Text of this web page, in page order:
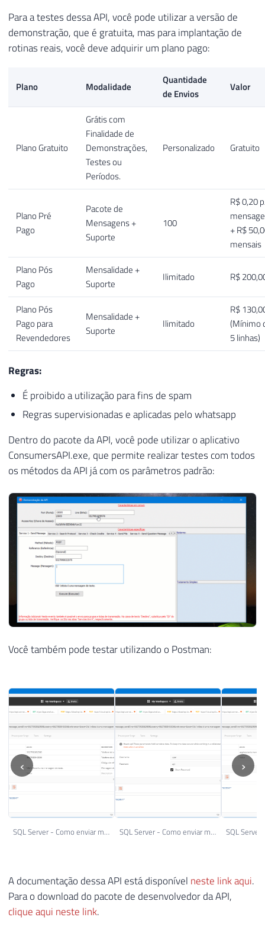
Para a testes dessa API, você pode utilizar a versão de
demonstração, que é gratuita, mas para implantação de
rotinas reais, você deve adquirir um plano pago:
Plano Modalidade
Quantidade
de Envios
Valor
Plano Gratuito
Grátis com
Finalidade de
Demonstrações,
Testes ou
Períodos.
Personalizado Gratuito
Plano Pré
Pago
Pacote de
Mensagens +
Suporte
100
R$ 0,20
+ R$
mensais
Plano Pós
Pago
Mensalidade +
Suporte
Ilimitado R$
Plano Pós
Pago para
Revendedores
Mensalidade +
Suporte
Ilimitado
R$
(Mínimo
5 linhas)
Regras:
É proibido a utilização para fins de spam
Regras supervisionadas e aplicadas pelo whatsapp
Dentro do pacote da API, você pode utilizar o aplicativo
ConsumersAPI.exe, que permite realizar testes com todos
os métodos da API já com os parâmetros padrão:
Você também pode testar utilizando o Postman:
‹
SQL Server - Como enviar mensagens para contatos, grupos e listas de transmissão do Whatsapp 1 SQL Server - Como enviar mensagens para contatos, grupos e listas de transmissão do Whatsapp 2
›
A documentação dessa API está disponível neste link aqui.
Para o download do pacote de desenvolvedor da API,
clique aqui neste link.